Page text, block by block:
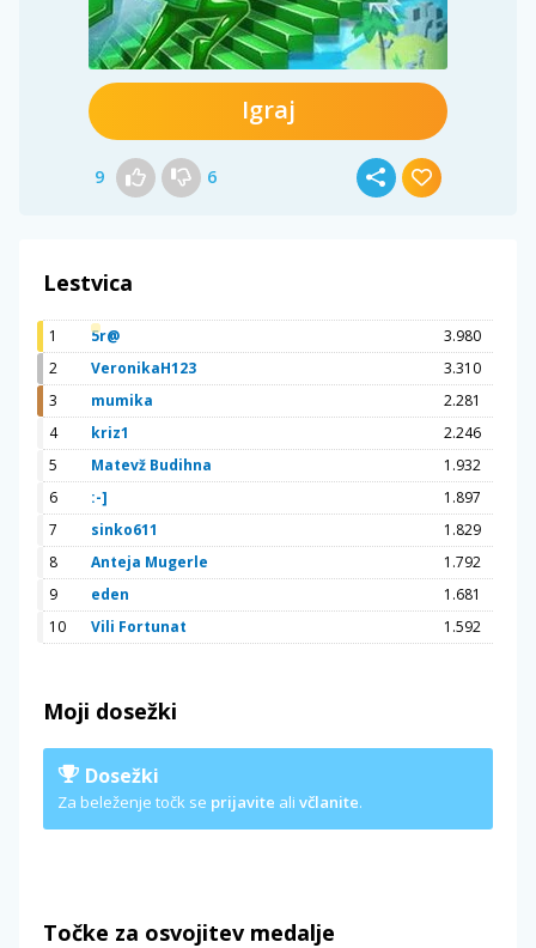
Igraj
9 6
Lestvica
1 5r@
3.980
2
VeronikaH123
3.310
3
mumika
2.281
4
kriz1
2.246
5
Matevž Budihna
1.932
6
:-]
1.897
7
sinko611
1.829
8
Anteja Mugerle
1.792
9
eden
1.681
10
Vili Fortunat 1.592
Moji dosežki
Dosežki
Za beleženje točk se prijavite ali včlanite.
Točke za osvojitev medalje